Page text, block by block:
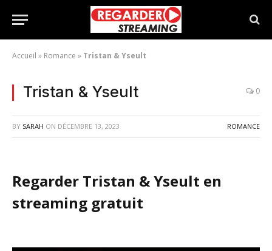
Accueil » Romance » Tristan & Yseult
Tristan & Yseult 0
BY SARAH ON DÉCEMBRE 13, 2023 ROMANCE
Regarder Tristan & Yseult en
streaming gratuit